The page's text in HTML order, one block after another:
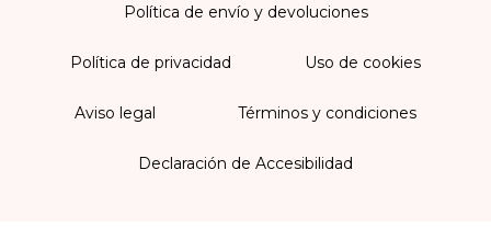
Política de envío y devoluciones
Política de privacidad Uso de cookies
Aviso legal Términos y condiciones
Declaración de Accesibilidad